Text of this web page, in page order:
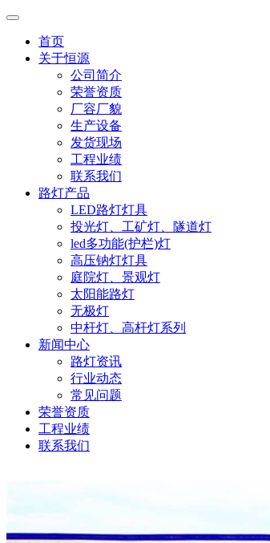
首页
关于恒源
公司简介
荣誉资质
厂容厂貌
生产设备
发货现场
工程业绩
联系我们
路灯产品
LED路灯灯具
投光灯、工矿灯、隧道灯
led多功能(护栏)灯
高压钠灯灯具
庭院灯、景观灯
太阳能路灯
无极灯
中杆灯、高杆灯系列
新闻中心
路灯资讯
行业动态
常见问题
荣誉资质
工程业绩
联系我们